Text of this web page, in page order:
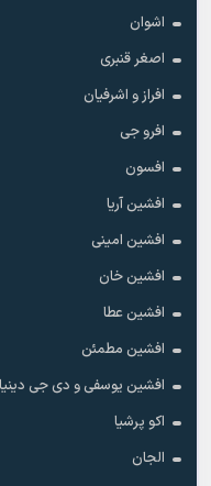
اشوان
اصغر قنبری
افراز و اشرفیان
افرو جی
افسون
افشین آریا
افشین امینی
افشین خان
افشین عطا
افشین مطمئن
افشین یوسفی و دی جی
اکو پرشیا
الجان